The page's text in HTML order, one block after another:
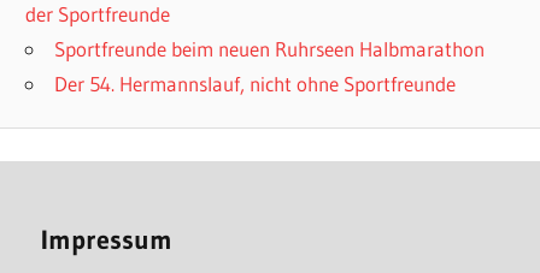
der Sportfreunde
Sportfreunde beim neuen Ruhrseen Halbmarathon
Der 54. Hermannslauf, nicht ohne Sportfreunde
Impressum